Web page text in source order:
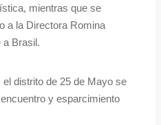
mientras que se
a la Directora Romina
a Brasil.
distrito de 25 de Mayo se
y esparcimiento